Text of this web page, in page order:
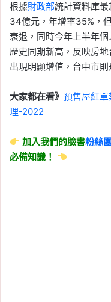
根據財政部統計資料庫
34億元，年增率35%，
衰退，同時今年上半年
歷史同期新高，反映房
出現明顯增值，台中市
大家都在看》 預售屋紅
理-2022
加入我們的臉書粉絲
必備知識！